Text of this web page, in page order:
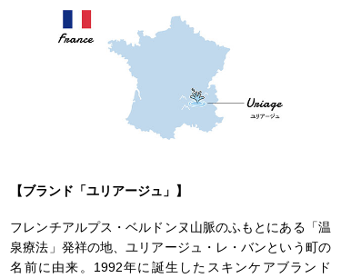
【ブランド「ユリアージュ」】
フレンチアルプス・ベルドンヌ山脈のふもとにある「温
泉療法」発祥の地、ユリアージュ・レ・バンという町の
名前に由来。1992年に誕生したスキンケアブランド